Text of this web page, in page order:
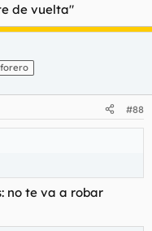
de vuelta"
#88
no te va a robar